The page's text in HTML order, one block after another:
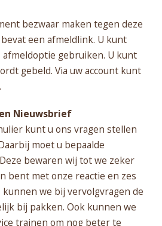
bezwaar maken tegen deze
een afmeldlink. U kunt
gebruiken. U kunt
gebeld. Via uw account kunt
Nieuwsbrief
kunt u ons vragen stellen
moet u bepaalde
bewaren wij tot we zeker
bent met onze reactie en zes
kunnen we bij vervolgvragen de
bij pakken. Ook kunnen we
trainen om nog beter te